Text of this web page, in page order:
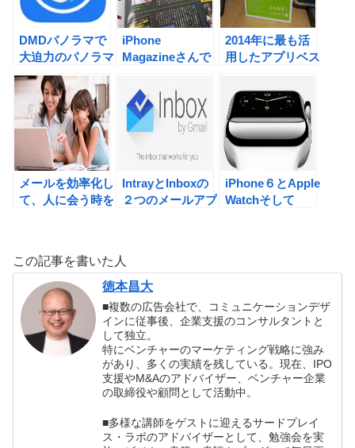
DMDパノラマで
大迫力のパノラマ
写真を楽しも
う！ ＃
iPhone ＃アプ
リ
iPhone
Magazineさんで
きました。
2014年に最も活
用したアプリベス
メールを効率化し
て、人に会う時を
IntrayとInboxの
２つのメールアプ
化
iPhone６とApple
Watchそして
この記事を書いた人
徳本昌大
■複数の広告会社で、コミュニケーションデザ
インに従事後、企業支援のコンサルタントと
して独立。
特にベンチャーのマーケティング戦略に強み
があり、多くの実績を残している。現在、IPO
支援やM&Aのアドバイザー、ベンチャー企業
の取締役や顧問として活動中。
■多様な講師をゲストに迎えるサードプレイ
ス・ラボのアドバイザーとして、勉強会を実